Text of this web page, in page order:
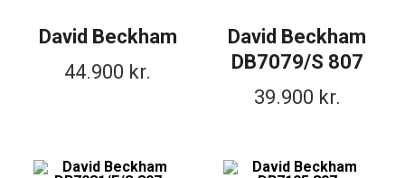
David Beckham
44.900 kr.
David Beckham
DB7079/S 807
39.900 kr.